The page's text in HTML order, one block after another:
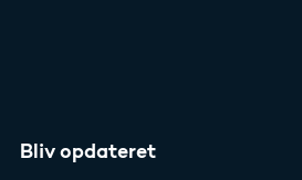
Bliv opdateret